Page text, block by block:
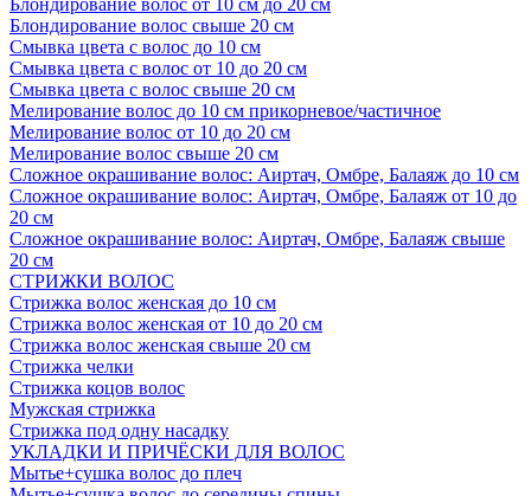
Блондирование волос от 10 см до 20 см
Блондирование волос свыше 20 см
Смывка цвета с волос до 10 см
Смывка цвета с волос от 10 до 20 см
Смывка цвета с волос свыше 20 см
Мелирование волос до 10 см прикорневое/частичное
Мелирование волос от 10 до 20 см
Мелирование волос свыше 20 см
Сложное окрашивание волос: Аиртач, Омбре, Балаяж до 10 см
Сложное окрашивание волос: Аиртач, Омбре, Балаяж от 10 до
20 см
Сложное окрашивание волос: Аиртач, Омбре, Балаяж свыше
20 см
СТРИЖКИ ВОЛОС
Стрижка волос женская до 10 см
Стрижка волос женская от 10 до 20 см
Стрижка волос женская свыше 20 см
Стрижка челки
Стрижка коцов волос
Мужская стрижка
Стрижка под одну насадку
УКЛАДКИ И ПРИЧЁСКИ ДЛЯ ВОЛОС
Мытье+сушка волос до плеч